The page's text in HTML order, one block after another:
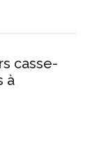
casse-
à